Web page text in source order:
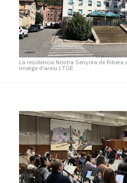
La residència Nostra Senyora de Ribera
imatge d'arxiu |TGE